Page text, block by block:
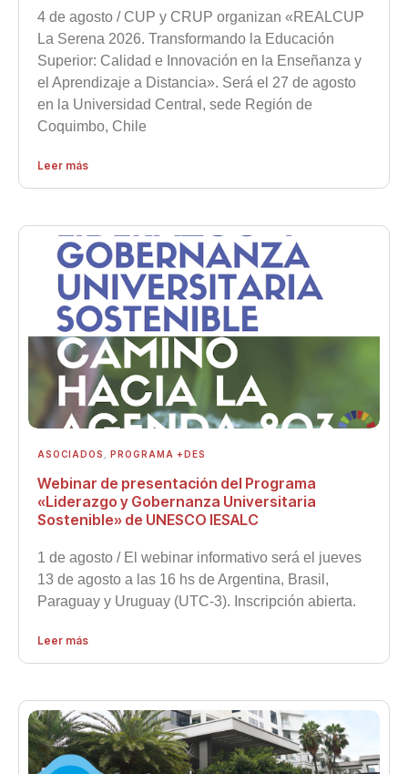
4 de agosto / CUP y CRUP organizan «REALCUP
La Serena 2026. Transformando la Educación
Superior: Calidad e Innovación en la Enseñanza y
el Aprendizaje a Distancia». Será el 27 de agosto
en la Universidad Central, sede Región de
Coquimbo, Chile
Leer más
ASOCIADOS PROGRAMA +DES
Webinar de presentación del Programa
«Liderazgo y Gobernanza Universitaria
Sostenible» de UNESCO IESALC
1 de agosto / El webinar informativo será el jueves
13 de agosto a las 16 hs de Argentina, Brasil,
Paraguay y Uruguay (UTC-3). Inscripción abierta.
Leer más